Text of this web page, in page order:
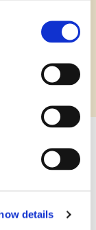
details
ålet är att ge